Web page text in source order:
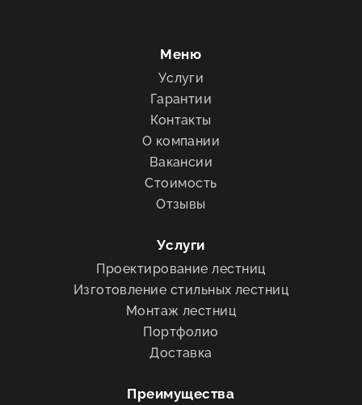
Меню
Услуги
Гарантии
Контакты
О компании
Вакансии
Стоимость
Отзывы
Услуги
Проектирование лестниц
Изготовление стильных лестниц
Монтаж лестниц
Портфолио
Доставка
Преимущества